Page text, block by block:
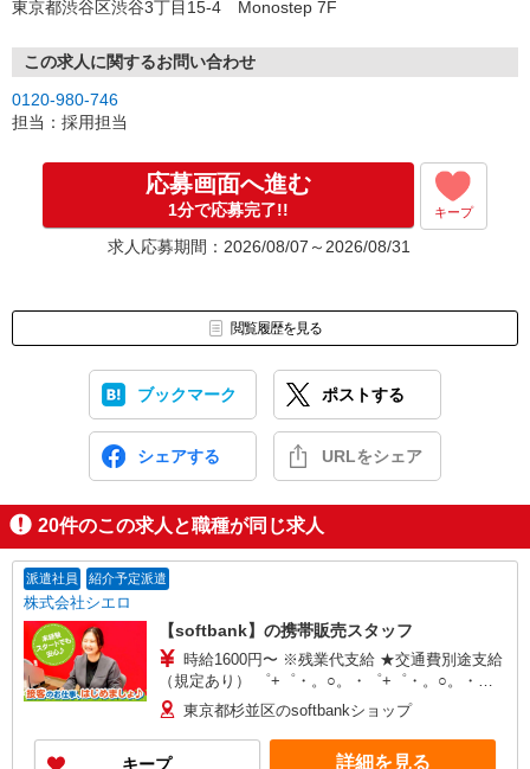
③面接実施（履歴書不要）
※ご希望があれば、職場見学の調整もOKです！
お気軽にご応募ください♪
東京都渋谷区渋谷3丁目15-4 Monostep 7F
この求人に関するお問い合わせ
0120-980-746
担当：採用担当
応募画面へ進む
1分で応募完了!! キープ
求人応募期間：2026/08/07～2026/08/31
閲覧履歴を見る
ブックマーク ポストする
シェアする URLをシェア
20件のこの求人と職種が同じ求人
派遣社員 紹介予定派遣
株式会社シエロ
【softbank】の携帯販売スタッフ
時給1600円〜 ※残業代支給 ★交通費別途支給
（規定あり） ゜+゜・。○。・゜+゜・。○。・゜
+゜ 入社祝い金10万円支給(規定有) お友達を紹介
頂くと, インセンティブ支給(規定有) ★月2回払
い・週払い可能（規程有）★ ゜・。○。・゜
東京都杉並区のsoftbankショップ
キープ 詳細を見る